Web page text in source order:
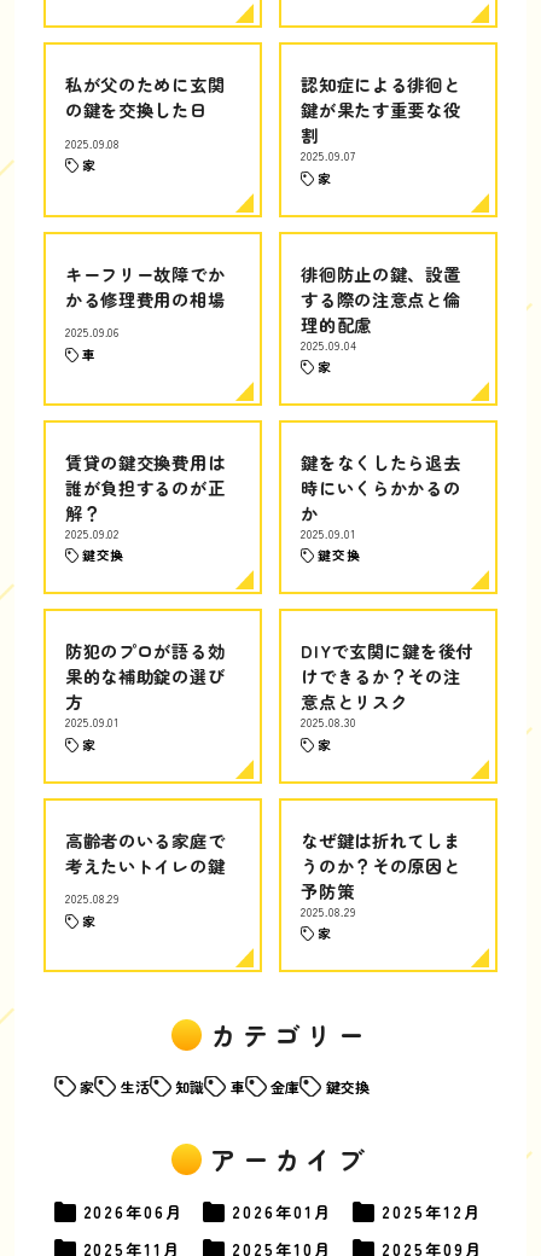
私が父のために玄関
の鍵を交換した日
2025.09.08
家
認知症による徘徊と
鍵が果たす重要な役
割
2025.09.07
家
キーフリー故障でか
かる修理費用の相場
2025.09.06
車
徘徊防止の鍵、設置
する際の注意点と倫
理的配慮
2025.09.04
家
賃貸の鍵交換費用は
誰が負担するのが正
解？
2025.09.02
鍵交換
鍵をなくしたら退去
時にいくらかかるの
か
2025.09.01
鍵交換
防犯のプロが語る効
果的な補助錠の選び
方
2025.09.01
家
DIYで玄関に鍵を後付
けできるか？その注
意点とリスク
2025.08.30
家
高齢者のいる家庭で
考えたいトイレの鍵
2025.08.29
家
なぜ鍵は折れてしま
うのか？その原因と
予防策
2025.08.29
家
カテゴリー
家 生活 知識 車 金庫 鍵交換
アーカイブ
2026年06月 2026年01月 2025年12月
2025年11月 2025年10月 2025年09月